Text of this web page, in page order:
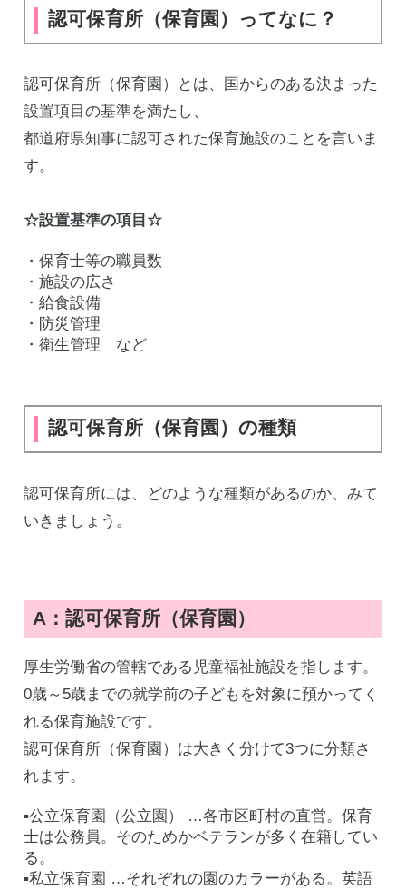
認可保育所（保育園）ってなに？
認可保育所（保育園）とは、国からのある決まった
設置項目の基準を満たし、
都道府県知事に認可された保育施設のことを言いま
す。
☆設置基準の項目☆
・保育士等の職員数
・施設の広さ
・給食設備
・防災管理
・衛生管理 など
認可保育所（保育園）の種類
認可保育所には、どのような種類があるのか、みて
いきましょう。
A：認可保育所（保育園）
厚生労働省の管轄である児童福祉施設を指します。
0歳～5歳までの就学前の子どもを対象に預かってく
れる保育施設です。
認可保育所（保育園）は大きく分けて3つに分類さ
れます。
▪️公立保育園（公立園） …各市区町村の直営。保育
士は公務員。そのためかベテランが多く在籍してい
る。
▪️私立保育園 …それぞれの園のカラーがある。英語